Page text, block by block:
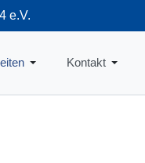
e.V.
Kontakt